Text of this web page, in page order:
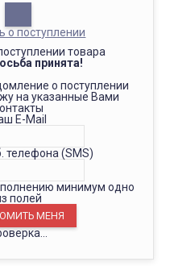
о поступлении
товара
принята!
о поступлении
на указанные Вами
E-Mail
телефона (SMS)
минимум одно
полей